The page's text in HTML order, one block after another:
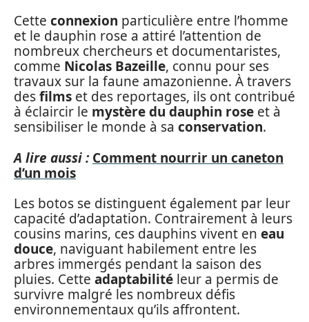
Cette connexion particulière entre l’homme
et le dauphin rose a attiré l’attention de
nombreux chercheurs et documentaristes,
comme Nicolas Bazeille, connu pour ses
travaux sur la faune amazonienne. À travers
desfilms et des reportages, ils ont contribué
à éclaircir le mystère du dauphin rose et à
sensibiliser le monde à sa conservation.
A lire aussi : Comment nourrir un caneton
d’un mois
Les botos se distinguent également par leur
capacité d’adaptation. Contrairement à leurs
cousins marins, ces dauphins vivent en eau
douce, naviguant habilement entre les
arbres immergés pendant la saison des
pluies. Cette adaptabilité leur a permis de
survivre malgré les nombreux défis
environnementaux qu’ils affrontent.